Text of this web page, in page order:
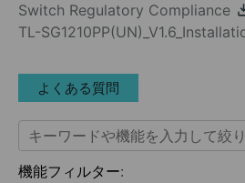
Switch Regulatory Compliance
TL-
よくある質問
機能フィルター: